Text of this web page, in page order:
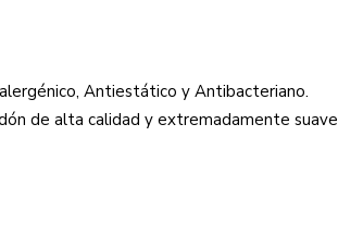
Antiestático y Antibacteriano.
de alta calidad y extremadamente